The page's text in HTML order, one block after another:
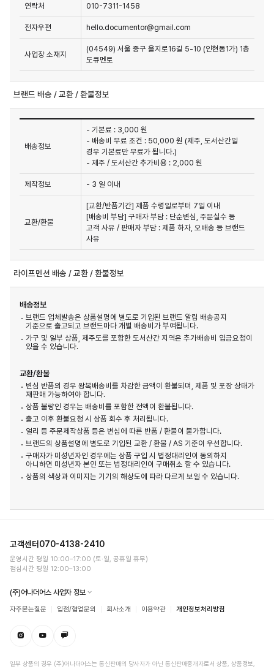
연락처 010-7311-1458
전자우편 hello.documentor@gmail.com
사업장 소재지
(04549) 서울 중구 을지로16길 5-10 (인현동1가) 1층
도큐멘토
브랜드 배송 / 교환 / 환불정보
배송정보
- 기본료 : 3,000 원
- 배송비 무료 조건 : 50,000 원 (제주, 도서산간일
경우 기본료만 무료가 됩니다.)
- 제주 / 도서산간 추가비용 : 2,000 원
제작정보 - 3 일 이내
교환/환불
[교환/반품기간] 제품 수령일로부터 7일 이내
[배송비 부담] 구매자 부담 : 단순변심, 주문실수 등
고객 사유 / 판매자 부담 : 제품 하자, 오배송 등 브랜드
사유
라이프멘션 배송 / 교환 / 환불정보
배송정보
브랜드 업체발송은 상품설명에 별도로 기입된 브랜드 알림 배송공지
기준으로 출고되고 브랜드마다 개별 배송비가 부여됩니다.
가구 및 일부 상품, 제주도를 포함한 도서산간 지역은 추가배송비 입금요청이
있을 수 있습니다.
교환/환불
변심 반품의 경우 왕복배송비를 차감한 금액이 환불되며, 제품 및 포장 상태가
재판매 가능하여야 합니다.
상품 불량인 경우는 배송비를 포함한 전액이 환불됩니다.
출고 이후 환불요청 시 상품 회수 후 처리됩니다.
얼리 등 주문제작상품 등은 변심에 따른 반품 / 환불이 불가합니다.
브랜드의 상품설명에 별도로 기입된 교환 / 환불 / AS 기준이 우선합니다.
구매자가 미성년자인 경우에는 상품 구입 시 법정대리인이 동의하지
아니하면 미성년자 본인 또는 법정대리인이 구매취소 할 수 있습니다.
상품의 색상과 이미지는 기기의 해상도에 따라 다르게 보일 수 있습니다.
고객센터 070-4138-2410
운영시간 평일 10:00–17:00 (토·일, 공휴일 휴무)
점심시간 평일 12:00–13:00
(주)어나더어스 사업자 정보
자주묻는질문 입점/협업문의 회사소개 이용약관 개인정보처리방침
일부 상품의 경우 (주)어나더어스는 통신판매의 당사자가 아닌 통신판매중개자로서 상품, 상품정보,